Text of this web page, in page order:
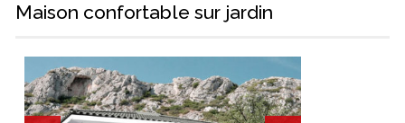
Maison confortable sur jardin